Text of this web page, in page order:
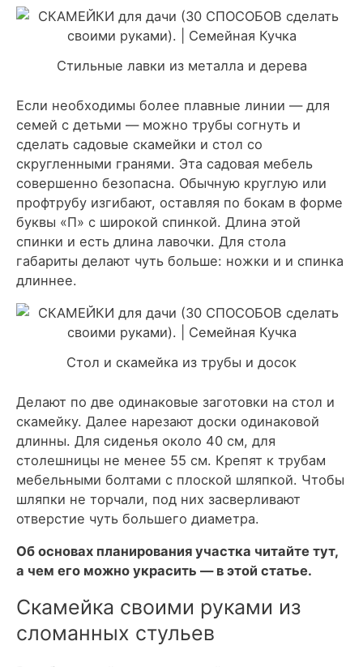
Стильные лавки из металла и дерева
Если необходимы более плавные линии — для
семей с детьми — можно трубы согнуть и
сделать садовые скамейки и стол со
скругленными гранями. Эта садовая мебель
совершенно безопасна. Обычную круглую или
профтрубу изгибают, оставляя по бокам в форме
буквы «П» с широкой спинкой. Длина этой
спинки и есть длина лавочки. Для стола
габариты делают чуть больше: ножки и и спинка
длиннее.
Стол и скамейка из трубы и досок
Делают по две одинаковые заготовки на стол и
скамейку. Далее нарезают доски одинаковой
длинны. Для сиденья около 40 см, для
столешницы не менее 55 см. Крепят к трубам
мебельными болтами с плоской шляпкой. Чтобы
шляпки не торчали, под них засверливают
отверстие чуть большего диаметра.
Об основах планирования участка читайте тут,
а чем его можно украсить — в этой статье.
Скамейка своими руками из
сломанных стульев